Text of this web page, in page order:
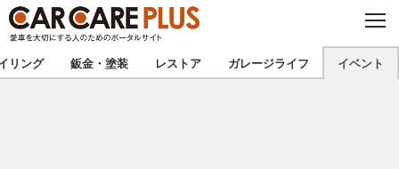
C
O
S
E
★カーケアプラス認定★ 厳選プロショップを地域から探す
リング 鈑金・塗装 レストア ガレージライフ イベント